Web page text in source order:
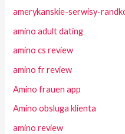
amerykanskie-serwisy-
amino adult dating
amino cs review
amino fr review
Amino frauen app
Amino obsluga klienta
amino review